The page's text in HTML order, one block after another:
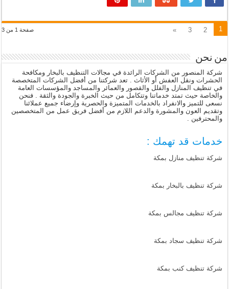
صفحة 1 من 3 1
2
3
»
من نحن
شركة المنصور من الشركات الرائدة في مجالات التنظيف بالبخار ومكافحة
الحشرات ونقل العفش أو الأثاث . تعد شركتنا من أفضل الشركات المتخصصة
في تنظيف المنازل والفلل والقصور والعمائر والمساجد والمؤسسات العامة
والخاصة حيث تمتد خدماتنا وتتكامل من حيث الخبرة والجودة والثقة . فنحن
نسعى للتميز والانفراد بالخدمات المتميزة والحصرية وإرضاء جميع عملائنا
وتقديم العون والمشورة والدعم اللازم من أفضل فريق عمل من المتخصصين
والمحترفين .
خدمات قد تهمك :
شركة تنظيف منازل بمكة
شركة تنظيف بالبخار بمكة
شركة تنظيف مجالس بمكة
شركة تنظيف سجاد بمكة
شركة تنظيف كنب بمكة